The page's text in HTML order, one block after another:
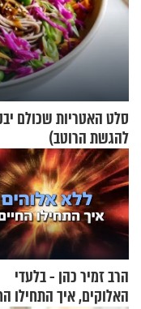
סלט האטריות שכולם
להגשת הרוטב)
הרב זמיר כהן - בלעדי
האלוקים, איך התחילו